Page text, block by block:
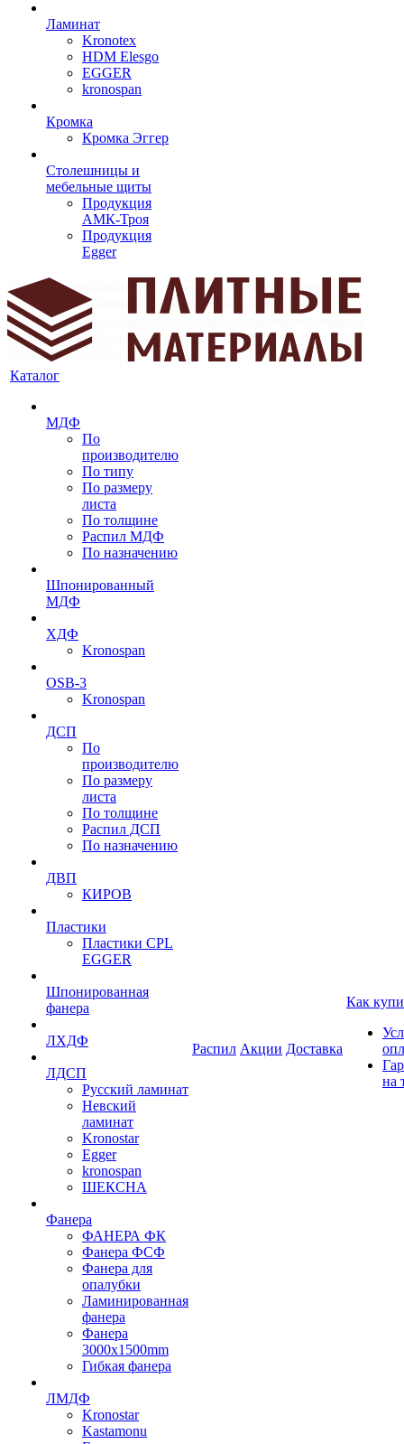
Ламинат
Kronotex
HDM Elesgo
EGGER
kronospan
Кромка
Кромка Эггер
Столешницы и
мебельные щиты
Продукция
АМК-Троя
Продукция
Egger
Каталог
МДФ
По
производителю
По типу
По размеру
листа
По толщине
Распил МДФ
По назначению
Шпонированный
МДФ
ХДФ
Kronospan
OSB-3
Kronospan
ДСП
По
производителю
По размеру
листа
По толщине
Распил ДСП
По назначению
ДВП
КИРОВ
Пластики
Пластики CPL
EGGER
Шпонированная
фанера
ЛХДФ
ЛДСП
Русский ламинат
Невский
ламинат
Kronostar
Egger
kronospan
ШЕКСНА
Фанера
ФАНЕРА ФК
Фанера ФСФ
Фанера для
опалубки
Ламинированная
фанера
Фанера
3000х1500mm
Гибкая фанера
ЛМДФ
Kronostar
Kastamonu
Распил Акции Доставка
Как
на